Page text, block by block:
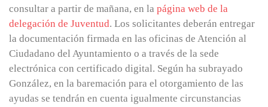
consultar a partir de mañana, en la página web de la
delegación de Juventud. Los solicitantes deberán entregar
la documentación firmada en las oficinas de Atención al
Ciudadano del Ayuntamiento o a través de la sede
electrónica con certificado digital. Según ha subrayado
González, en la baremación para el otorgamiento de las
ayudas se tendrán en cuenta igualmente circunstancias